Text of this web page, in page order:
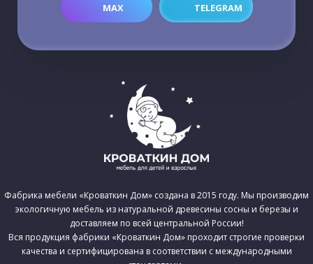
MAX TELEGRAM
Фабрика мебели «Кроваткин Дом» создана в 2015 году. Мы производим
экологичную мебель из натуральной древесины сосны и березы и
доставляем по всей центральной России!
Вся продукция фабрики «Кроваткин Дом» проходит строгие проверки
качества и сертифицирована в соответствии с международными